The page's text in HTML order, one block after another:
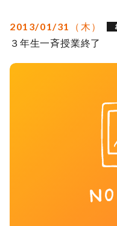
2013/01/31（木）
３年生一斉授業終了